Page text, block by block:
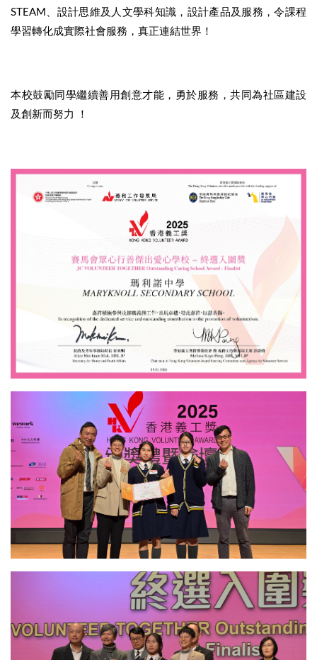
STEAM、設計思維及人文學科知識，設計產品及服務，令課程
學習轉化成實際社會服務，真正連結世界！
本校鼓勵同學繼續善用創意才能，勇於服務，共同為社區建設
及創新而努力 ！